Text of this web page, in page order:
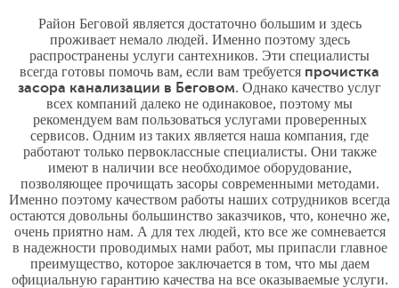
Район Беговой является достаточно большим и здесь
проживает немало людей. Именно поэтому здесь
распространены услуги сантехников. Эти специалисты
всегда готовы помочь вам, если вам требуется прочистка
засора канализации в Беговом. Однако качество услуг
всех компаний далеко не одинаковое, поэтому мы
рекомендуем вам пользоваться услугами проверенных
сервисов. Одним из таких является наша компания, где
работают только первоклассные специалисты. Они также
имеют в наличии все необходимое оборудование,
позволяющее прочищать засоры современными методами.
Именно поэтому качеством работы наших сотрудников всегда
остаются довольны большинство заказчиков, что, конечно же,
очень приятно нам. А для тех людей, кто все же сомневается
в надежности проводимых нами работ, мы припасли главное
преимущество, которое заключается в том, что мы даем
официальную гарантию качества на все оказываемые услуги.